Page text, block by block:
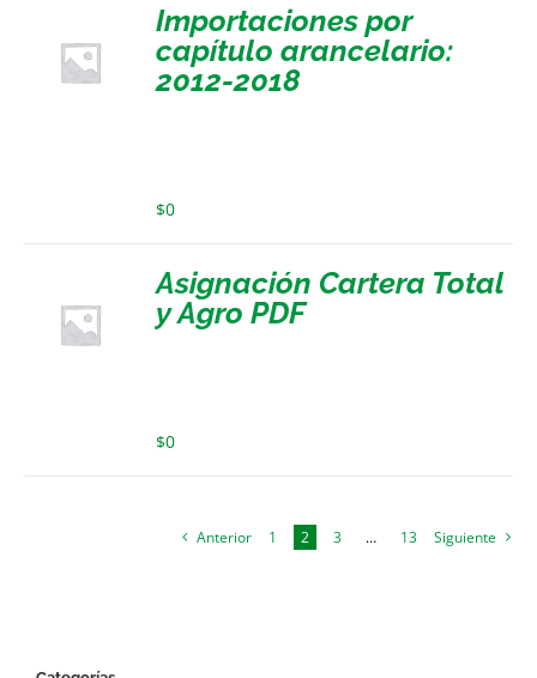
Importaciones por
capítulo arancelario:
2012-2018
$0
Asignación Cartera Total
y Agro PDF
$0
Anterior 1 2 3 … 13 Siguiente